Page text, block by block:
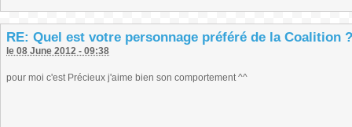
RE: Quel est votre personnage préféré de la Coalition ?
le 08 June 2012 - 09:38
pour moi c'est Précieux j'aime bien son comportement ^^